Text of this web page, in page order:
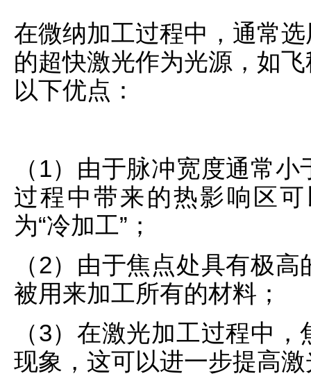
在微纳加工过程中，通常
的超快激光作为光源，如
以下优点：
（1）由于脉冲宽度通常
过程中带来的热影响区
为“冷加工”；
（2）由于焦点处具有极
被用来加工所有的材料；
（3）在激光加工过程中
现象，这可以进一步提高